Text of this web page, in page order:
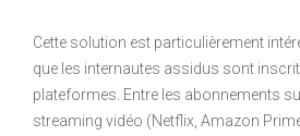
Cette solution est particulièrement
que les internautes assidus sont
plateformes. Entre les abonnements
streaming vidéo (Netflix, Amazon